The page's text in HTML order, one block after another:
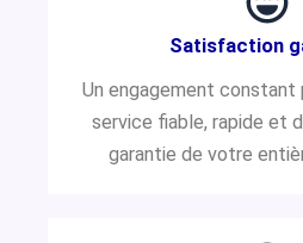
Satisfaction
Un engagement constant
service fiable, rapide et
garantie de votre